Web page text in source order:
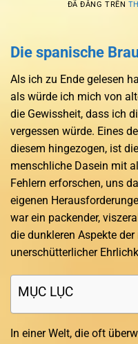
ĐÃ ĐĂNG TRÊN
Die spanische
Als ich zu Ende gelesen
als würde ich mich von
die Gewissheit, dass ich
vergessen würde. Eines
diesem hingezogen, ist
menschliche Dasein mit
Fehlern erforschen, uns
eigenen
war ein packender,
die dunkleren Aspekte
unerschütterlicher
MỤC LỤC
In einer Welt, die oft